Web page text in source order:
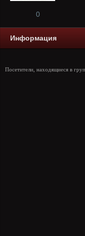
0
Информация
Посетители, находящиеся в